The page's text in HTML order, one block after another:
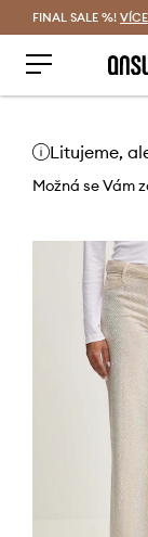
FINAL SALE %! VÍCE
Litujeme,
Možná se Vám